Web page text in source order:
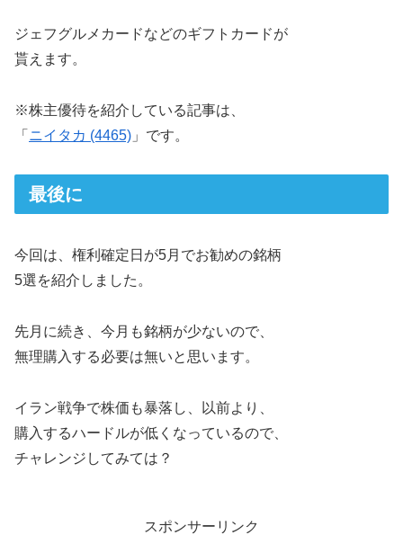
ジェフグルメカードなどのギフトカードが
貰えます。
※株主優待を紹介している記事は、
「 ニイタカ (4465) 」です。
最後に
今回は、権利確定日が5月でお勧めの銘柄
5選を紹介しました。
先月に続き、今月も銘柄が少ないので、
無理購入する必要は無いと思います。
イラン戦争で株価も暴落し、以前より、
購入するハードルが低くなっているので、
チャレンジしてみては？
スポンサーリンク